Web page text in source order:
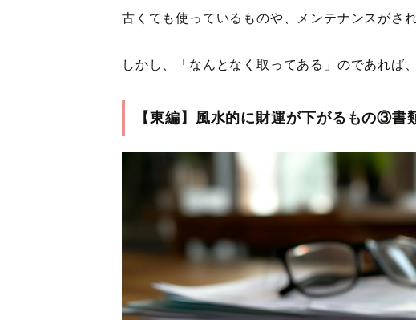
古くても使っているものや、メンテナンスがさ
しかし、「なんとなく取ってある」のであれば
【東編】風水的に財運が下がるもの③書